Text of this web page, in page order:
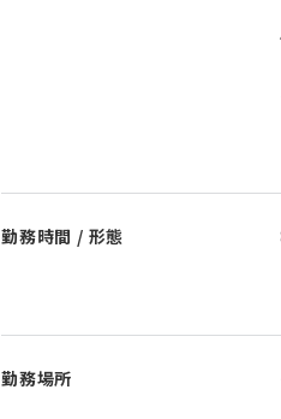
勤務時間 / 形態
勤務場所